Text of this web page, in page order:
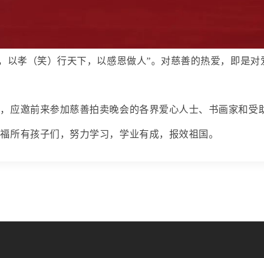
以孝（笑）行天下，以感恩做人”。对慈善的热爱，即是对
应邀前来参加慈善拍卖晚会的各界爱心人士、书画家和
所有孩子们，努力学习，学业有成，报效祖国。